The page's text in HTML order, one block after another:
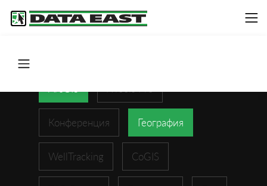
Конференция География
WellTracking CoGIS